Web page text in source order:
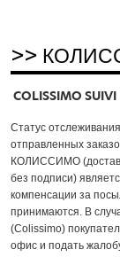
>>
COLISSIMO SUIVI
Статус отслеживания
отправленных
КОЛИССИМО
без подписи)
компенсации за
принимаются. В
(Colissimo)
офис и подать